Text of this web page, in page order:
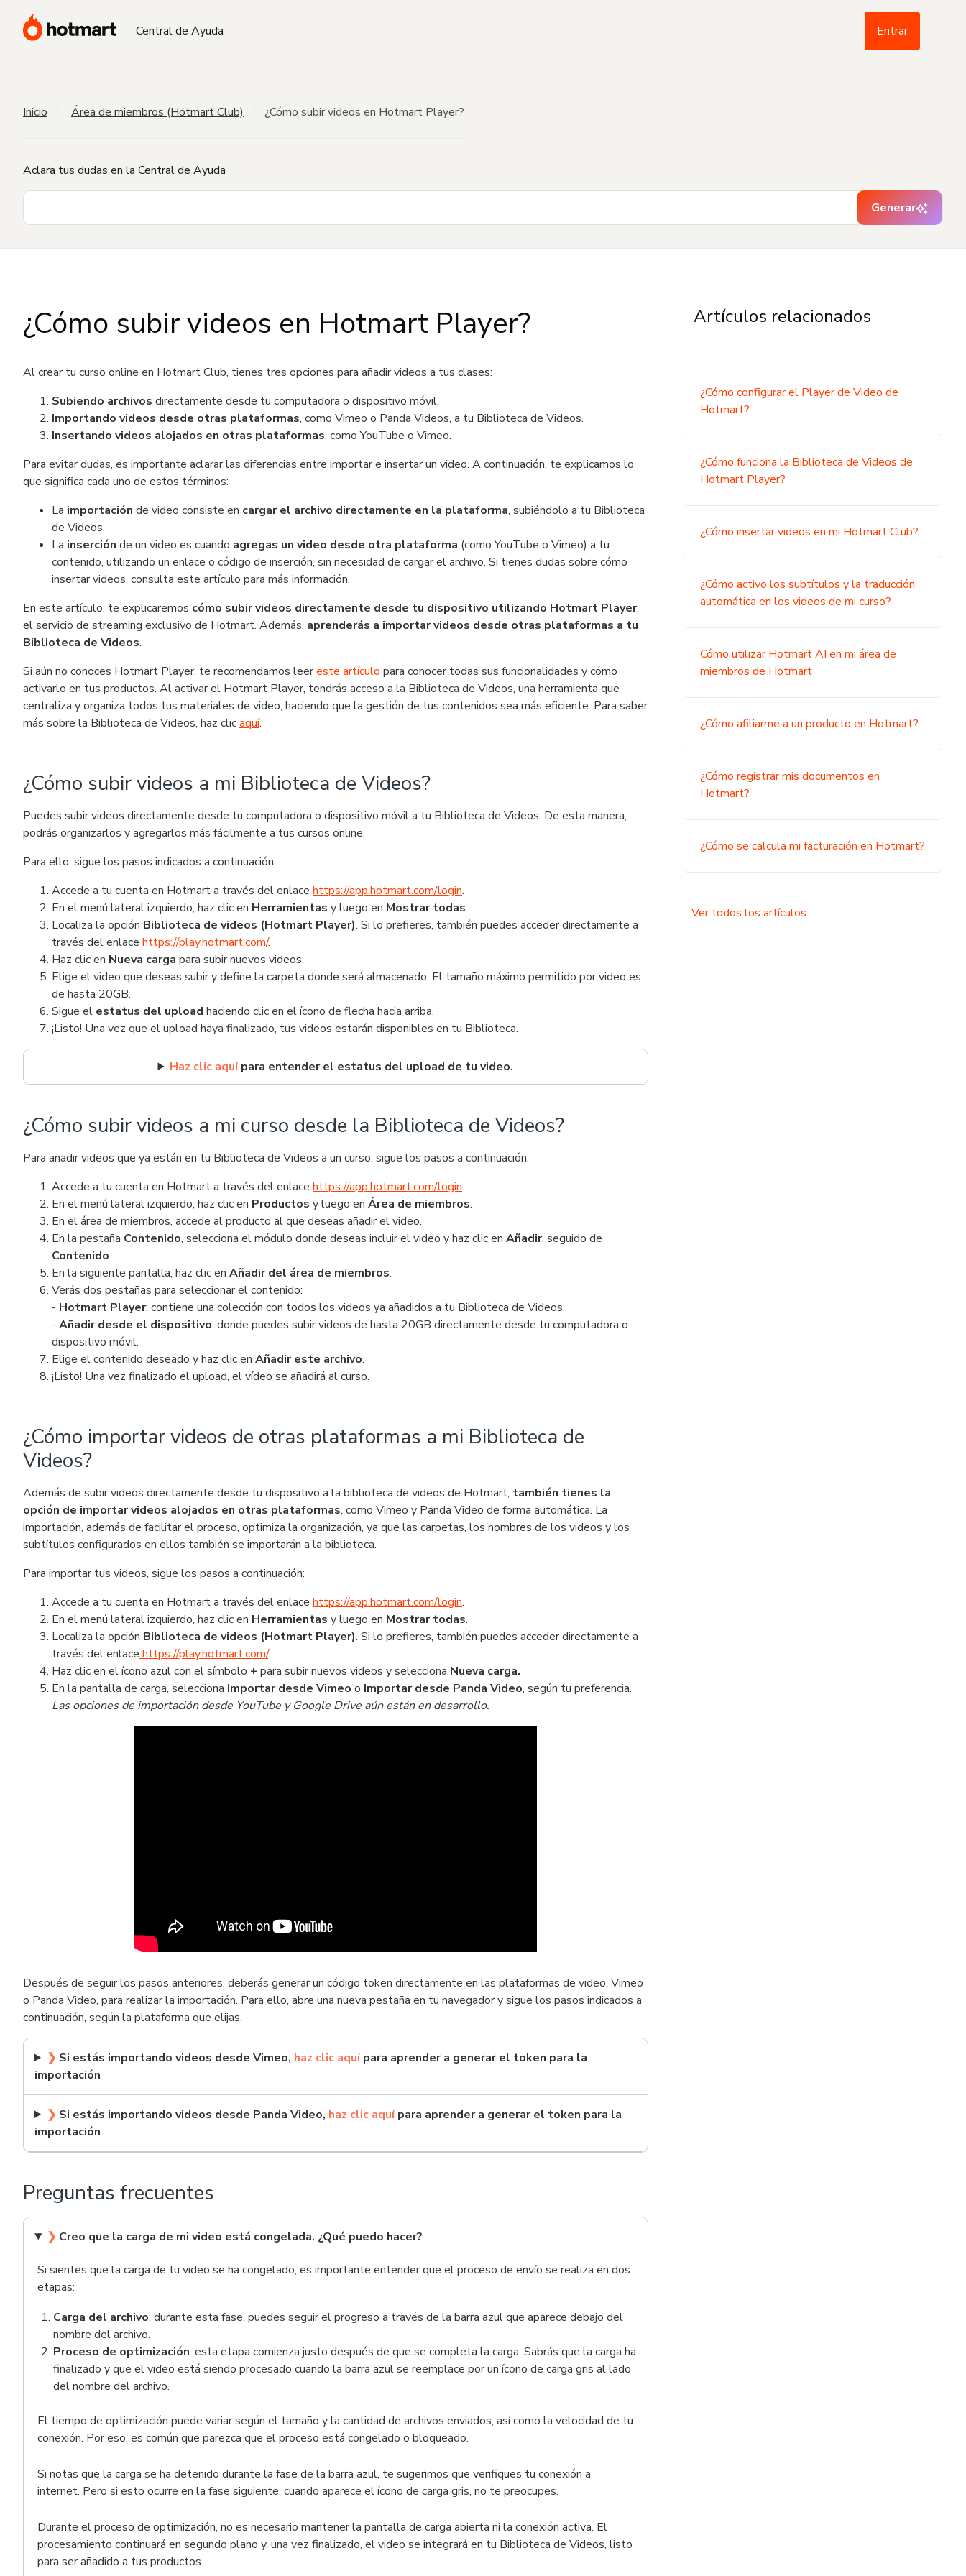
Central de Ayuda Entrar
Inicio Área de miembros (Hotmart Club) ¿Cómo subir videos en Hotmart Player?
Aclara tus dudas en la Central de Ayuda
Generar
¿Cómo subir videos en Hotmart Player?
Al crear tu curso online en Hotmart Club, tienes tres opciones para añadir videos a tus clases:
Subiendo archivos directamente desde tu computadora o dispositivo móvil.
Importando videos desde otras plataformas, como Vimeo o Panda Videos, a tu Biblioteca de Videos.
Insertando videos alojados en otras plataformas, como YouTube o Vimeo.
Para evitar dudas, es importante aclarar las diferencias entre importar e insertar un video. A continuación, te explicamos lo
que significa cada uno de estos términos:
La importación de video consiste en cargar el archivo directamente en la plataforma, subiéndolo a tu Biblioteca
de Videos.
La inserción de un video es cuando agregas un video desde otra plataforma (como YouTube o Vimeo) a tu
contenido, utilizando un enlace o código de inserción, sin necesidad de cargar el archivo. Si tienes dudas sobre cómo
insertar videos, consulta este artículo para más información.
En este artículo, te explicaremos cómo subir videos directamente desde tu dispositivo utilizando Hotmart Player,
el servicio de streaming exclusivo de Hotmart. Además, aprenderás a importar videos desde otras plataformas a tu
Biblioteca de Videos.
Si aún no conoces Hotmart Player, te recomendamos leereste artículo para conocer todas sus funcionalidades y cómo
activarlo en tus productos. Al activar el Hotmart Player, tendrás acceso a la Biblioteca de Videos, una herramienta que
centraliza y organiza todos tus materiales de video, haciendo que la gestión de tus contenidos sea más eficiente. Para saber
más sobre la Biblioteca de Videos, haz clicaquí.
¿Cómo subir videos a mi Biblioteca de Videos?
Puedes subir videos directamente desde tu computadora o dispositivo móvil a tu Biblioteca de Videos. De esta manera,
podrás organizarlos y agregarlos más fácilmente a tus cursos online.
Para ello, sigue los pasos indicados a continuación:
Accede a tu cuenta en Hotmart a través del enlace https://app.hotmart.com/login.
En el menú lateral izquierdo, haz clic en Herramientas y luego en Mostrar todas.
Localiza la opción Biblioteca de videos (Hotmart Player). Si lo prefieres, también puedes acceder directamente a
través del enlace https://play.hotmart.com/.
Haz clic en Nueva carga para subir nuevos videos.
Elige el video que deseas subir y define la carpeta donde será almacenado. El tamaño máximo permitido por video es
de hasta 20GB.
Sigue el estatus del upload haciendo clic en el ícono de flecha hacia arriba.
¡Listo! Una vez que el upload haya finalizado, tus videos estarán disponibles en tu Biblioteca.
Haz clic aquípara entender el estatus del upload de tu video.
¿Cómo subir videos a mi curso desde la Biblioteca de Videos?
Para añadir videos que ya están en tu Biblioteca de Videos a un curso, sigue los pasos a continuación:
Accede a tu cuenta en Hotmart a través del enlace https://app.hotmart.com/login.
En el menú lateral izquierdo, haz clic en Productos y luego en Área de miembros.
En el área de miembros, accede al producto al que deseas añadir el video.
En la pestaña Contenido, selecciona el módulo donde deseas incluir el video y haz clic en Añadir, seguido de
Contenido.
En la siguiente pantalla, haz clic en Añadir del área de miembros.
Verás dos pestañas para seleccionar el contenido:
- Hotmart Player: contiene una colección con todos los videos ya añadidos a tu Biblioteca de Videos.
- Añadir desde el dispositivo: donde puedes subir videos de hasta 20GB directamente desde tu computadora o
dispositivo móvil.
Elige el contenido deseado y haz clic en Añadir este archivo.
¡Listo! Una vez finalizado el upload, el vídeo se añadirá al curso.
¿Cómo importar videos de otras plataformas a mi Biblioteca de
Videos?
Además de subir videos directamente desde tu dispositivo a la biblioteca de videos de Hotmart, también tienes la
opción de importar videos alojados en otras plataformas, como Vimeo y Panda Video de forma automática. La
importación, además de facilitar el proceso, optimiza la organización, ya que las carpetas, los nombres de los videos y los
subtítulos configurados en ellos también se importarán a la biblioteca.
Para importar tus videos, sigue los pasos a continuación:
Accede a tu cuenta en Hotmart a través del enlace https://app.hotmart.com/login.
En el menú lateral izquierdo, haz clic en Herramientas y luego en Mostrar todas.
Localiza la opción Biblioteca de videos (Hotmart Player). Si lo prefieres, también puedes acceder directamente a
través del enlace https://play.hotmart.com/.
Haz clic en el ícono azul con el símbolo + para subir nuevos videos y selecciona Nueva carga.
En la pantalla de carga, selecciona Importar desde Vimeo o Importar desde Panda Video, según tu preferencia.
Las opciones de importación desde YouTube y Google Drive aún están en desarrollo.
Después de seguir los pasos anteriores, deberás generar un código token directamente en las plataformas de video, Vimeo
o Panda Video, para realizar la importación. Para ello, abre una nueva pestaña en tu navegador y sigue los pasos indicados a
continuación, según la plataforma que elijas.
❯ Si estás importando videos desde Vimeo, haz clic aquípara aprender a generar el token para la
importación
❯ Si estás importando videos desde Panda Video, haz clic aquípara aprender a generar el token para la
importación
Preguntas frecuentes
❯ Creo que la carga de mi video está congelada. ¿Qué puedo hacer?
Si sientes que la carga de tu video se ha congelado, es importante entender que el proceso de envío se realiza en dos
etapas:
Carga del archivo: durante esta fase, puedes seguir el progreso a través de la barra azul que aparece debajo del
nombre del archivo.
Proceso de optimización: esta etapa comienza justo después de que se completa la carga. Sabrás que la carga ha
finalizado y que el video está siendo procesado cuando la barra azul se reemplace por un ícono de carga gris al lado
del nombre del archivo.
El tiempo de optimización puede variar según el tamaño y la cantidad de archivos enviados, así como la velocidad de tu
conexión. Por eso, es común que parezca que el proceso está congelado o bloqueado.
Si notas que la carga se ha detenido durante la fase de la barra azul, te sugerimos que verifiques tu conexión a
internet. Pero si esto ocurre en la fase siguiente, cuando aparece el ícono de carga gris, no te preocupes.
Durante el proceso de optimización, no es necesario mantener la pantalla de carga abierta ni la conexión activa. El
procesamiento continuará en segundo plano y, una vez finalizado, el video se integrará en tu Biblioteca de Videos, listo
para ser añadido a tus productos.
Artículos relacionados
¿Cómo configurar el Player de Video de
Hotmart?
¿Cómo funciona la Biblioteca de Videos de
Hotmart Player?
¿Cómo insertar videos en mi Hotmart Club?
¿Cómo activo los subtítulos y la traducción
automática en los videos de mi curso?
Cómo utilizar Hotmart AI en mi área de
miembros de Hotmart
¿Cómo afiliarme a un producto en Hotmart?
¿Cómo registrar mis documentos en
Hotmart?
¿Cómo se calcula mi facturación en Hotmart?
Ver todos los artículos